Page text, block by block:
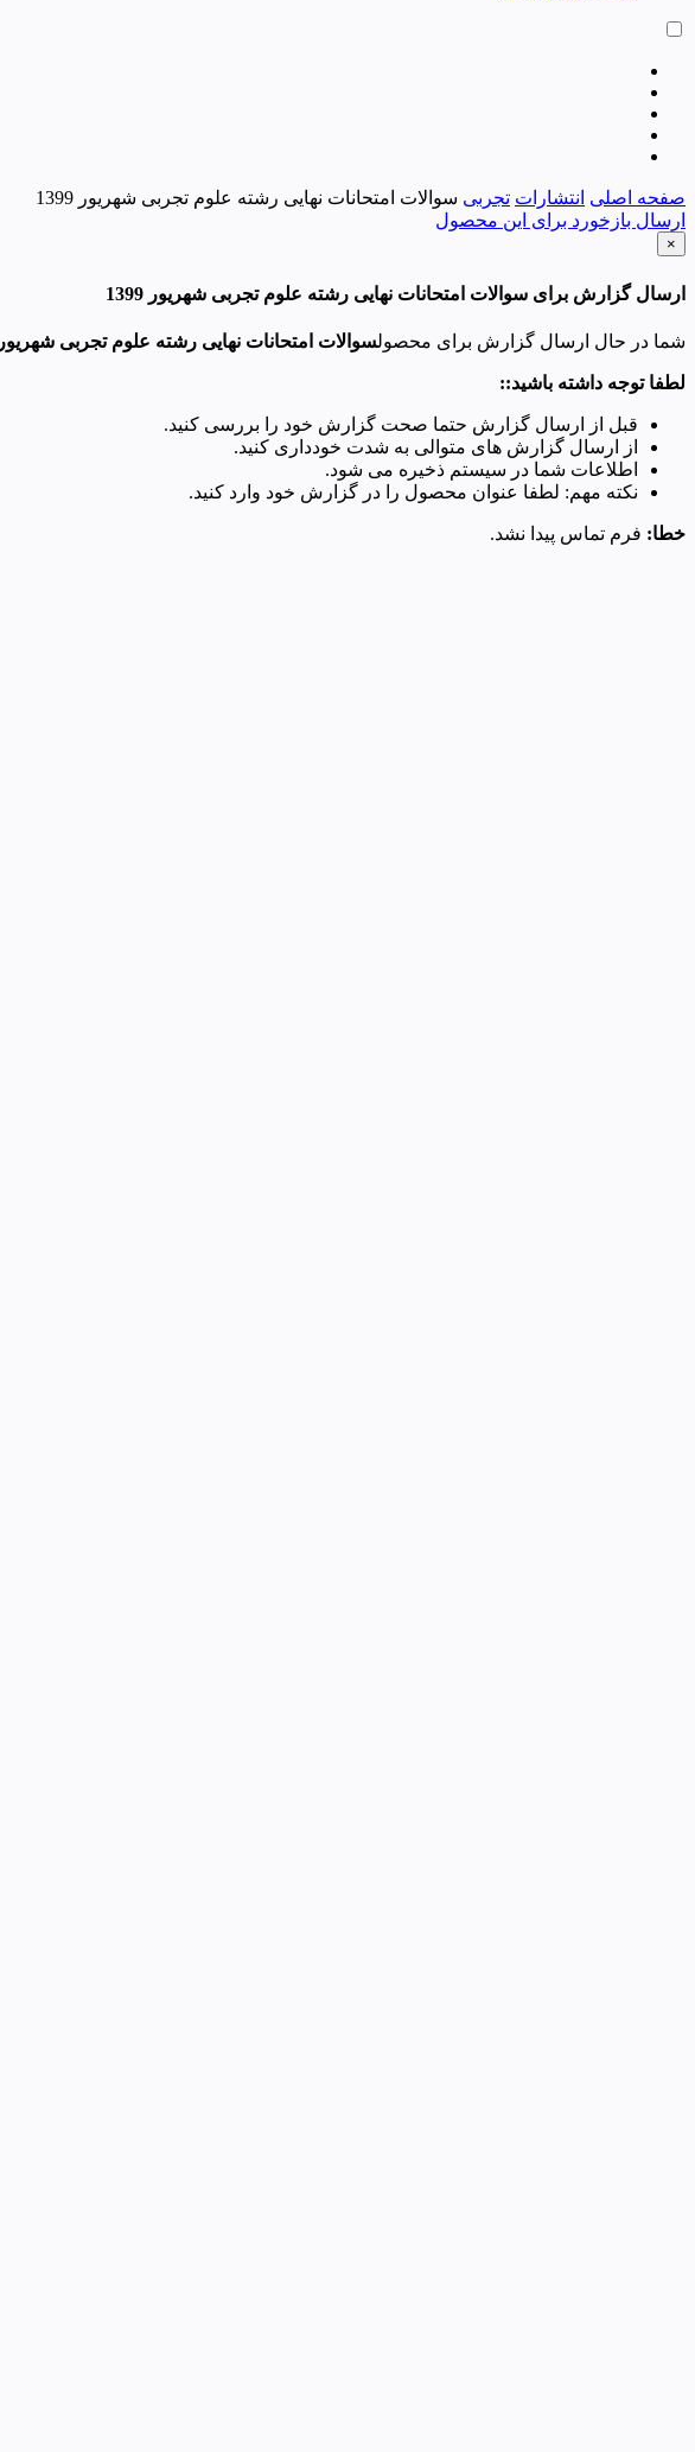
صفحه اصلی انتشارات تجربی سوالات امتحانات نهایی رشته علوم تجربی شهریور 1399
ارسال بازخورد برای این محصول
×
ارسال گزارش برای سوالات امتحانات نهایی رشته علوم تجربی شهریور 1399
شما در حال ارسال گزارش برای محصولسوالات امتحانات نهایی رشته علوم تجربی شهریور 1399
لطفا توجه داشته باشید::
قبل از ارسال گزارش حتما صحت گزارش خود را بررسی کنید.
از ارسال گزارش های متوالی به شدت خودداری کنید.
اطلاعات شما در سیستم ذخیره می شود.
نکته مهم: لطفا عنوان محصول را در گزارش خود وارد کنید.
خطا: فرم تماس پیدا نشد.